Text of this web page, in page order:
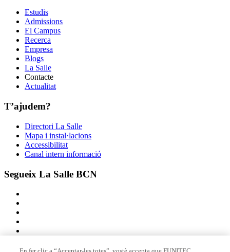
Estudis
Admissions
El Campus
Recerca
Empresa
Blogs
La Salle
Contacte
Actualitat
T’ajudem?
Directori La Salle
Mapa i instal·lacions
Accessibilitat
Canal intern informació
Segueix La Salle BCN